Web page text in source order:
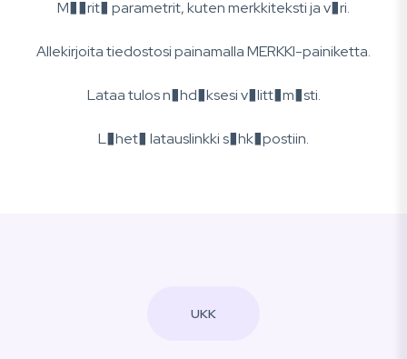
M��rit� parametrit, kuten merkkiteksti ja v�ri.
Allekirjoita tiedostosi painamalla MERKKI-painiketta.
Lataa tulos n�hd�ksesi v�litt�m�sti.
L�het� latauslinkki s�hk�postiin.
UKK